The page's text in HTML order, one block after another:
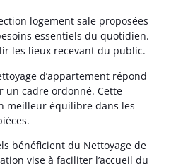
logement sale proposées
essentiels du quotidien.
les lieux recevant du public.
d’appartement répond
un cadre ordonné. Cette
meilleur équilibre dans les
bénéficient du Nettoyage de
vise à faciliter l’accueil du